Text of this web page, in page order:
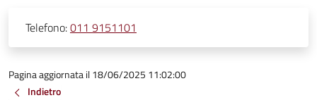
Telefono:011 9151101
Pagina aggiornata il 18/06/2025 11:02:00
Indietro